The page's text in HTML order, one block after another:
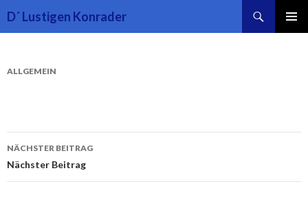
D´ Lustigen Konrader
ALLGEMEIN
Beitrags-
Navigation
NÄCHSTER BEITRAG
Nächster Beitrag